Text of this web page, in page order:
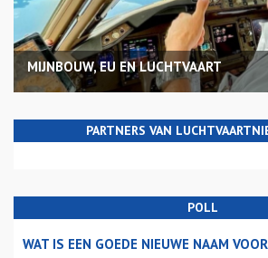
MIJNBOUW, EU EN LUCHTVAART
PARTNERS VAN
POLL
WAT IS EEN GOEDE NIEUWE NAAM